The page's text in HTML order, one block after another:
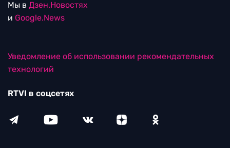
Мы в Дзен.Новостях
и Google.News
Уведомление об использовании рекомендательных
технологий
RTVI в соцсетях